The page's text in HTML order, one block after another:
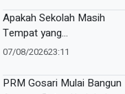
Apakah Sekolah Masih
Tempat yang
Menyenangkan?
07/08/202623:11
PRM Gosari Mulai Bangun